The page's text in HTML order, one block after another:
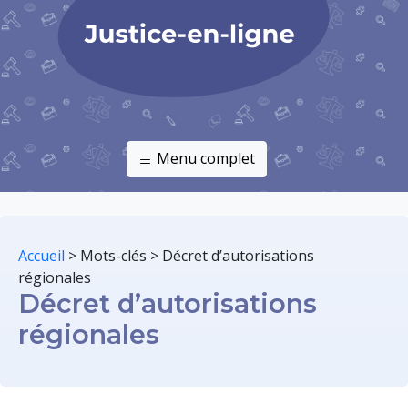
Menu complet
Accueil > Mots-clés > Décret d’autorisations
régionales
Décret d’autorisations
régionales